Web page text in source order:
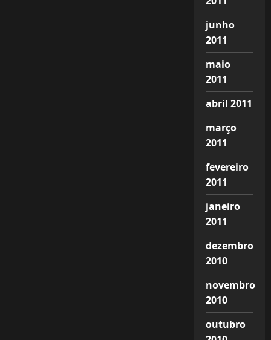
junho
2011
maio
2011
abril 2011
março
2011
fevereiro
2011
janeiro
2011
dezembro
2010
novembro
2010
outubro